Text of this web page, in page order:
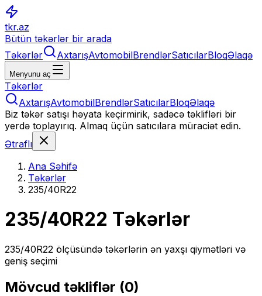
tkr.az
Bütün təkərlər bir arada
Təkərlər
AxtarışAvtomobilBrendlərSatıcılarBloqƏlaqə
Menyunu aç
Təkərlər
AxtarışAvtomobilBrendlərSatıcılarBloqƏlaqə
Biz təkər satışı həyata keçirmirik, sadəcə təklifləri bir
yerdə toplayırıq. Almaq üçün satıcılara müraciət edin.
Ətraflı
Ana Səhifə
Təkərlər
235/40R22
235/40R22 Təkərlər
235/40R22 ölçüsündə təkərlərin ən yaxşı qiymətləri və
geniş seçimi
Mövcud təkliflər (0)